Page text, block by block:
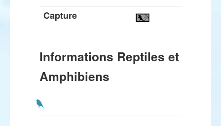
Capture
Informations Reptiles et
Amphibiens